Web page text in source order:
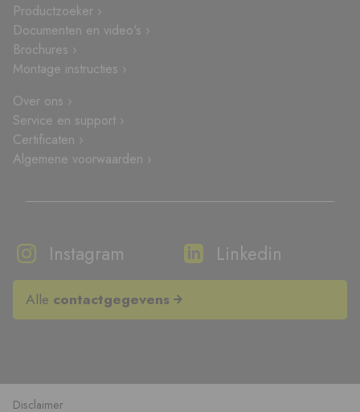
Productzoeker ›
Documenten en video's ›
Brochures ›
Montage instructies ›
Over ons ›
Service en support ›
Certificaten ›
Algemene voorwaarden ›
Instagram Linkedin
Alle contactgegevens
Disclaimer